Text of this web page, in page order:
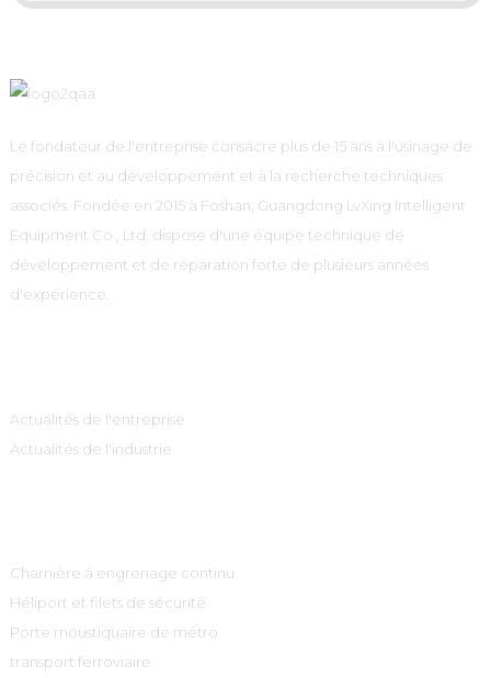
Le fondateur de l'entreprise consacre plus de 15 ans à l'usinage de
précision et au développement et à la recherche techniques
associés. Fondée en 2015 à Foshan, Guangdong LvXing Intelligent
Equipment Co., Ltd. dispose d'une équipe technique de
développement et de réparation forte de plusieurs années
d'expérience.
Actualités de l'entreprise
Actualités de l'industrie
Charnière à engrenage continu
Héliport et filets de sécurité
Porte moustiquaire de métro
transport ferroviaire